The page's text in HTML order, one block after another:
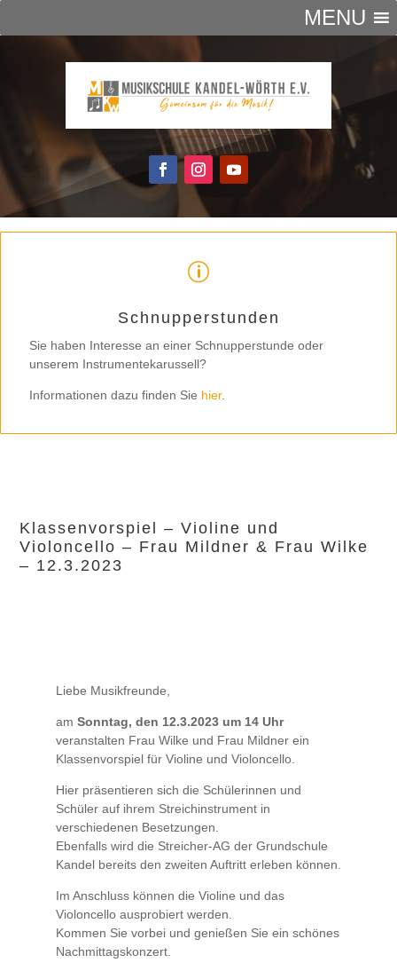
MENU
p
Schnupperstunden
Sie haben Interesse an einer Schnupperstunde oder
unserem Instrumentekarussell?
Informationen dazu finden Sie hier.
Klassenvorspiel – Violine und
Violoncello – Frau Mildner & Frau Wilke
– 12.3.2023
Liebe Musikfreunde,
am Sonntag, den 12.3.2023 um 14 Uhr
veranstalten Frau Wilke und Frau Mildner ein
Klassenvorspiel für Violine und Violoncello.
Hier präsentieren sich die Schülerinnen und
Schüler auf ihrem Streichinstrument in
verschiedenen Besetzungen.
Ebenfalls wird die Streicher-AG der Grundschule
Kandel bereits den zweiten Auftritt erleben können.
Im Anschluss können die Violine und das
Violoncello ausprobiert werden.
Kommen Sie vorbei und genießen Sie ein schönes
Nachmittagskonzert.